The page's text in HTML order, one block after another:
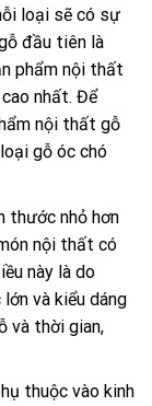
loại sẽ có sự
đầu tiên là
phẩm nội thất
nhất. Để
nội thất gỗ
gỗ óc chó
thước nhỏ hơn
nội thất có
này là do
và kiểu dáng
và thời gian,
thuộc vào kinh